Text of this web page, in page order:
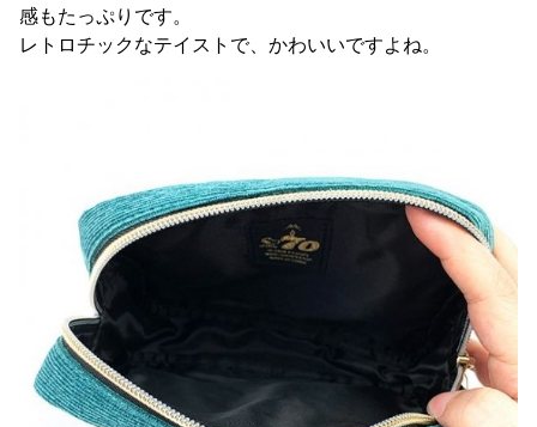
感もたっぷりです。
レトロチックなテイストで、かわいいですよね。